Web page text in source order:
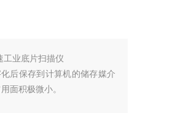
工业底片扫描仪
后保存到计算机的储存媒介
面积极微小。